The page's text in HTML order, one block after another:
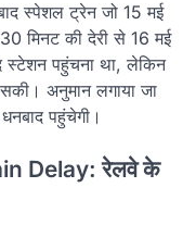
स्पेशल ट्रेन जो 15 मई
मिनट की देरी से 16 मई
स्टेशन पहुंचना था, लेकिन
अनुमान लगाया जा
पहुंचेगी।
Delay: रेलवे के